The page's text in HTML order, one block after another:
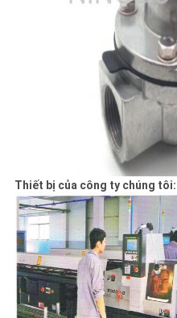
Thiết bị của công ty chúng tôi: